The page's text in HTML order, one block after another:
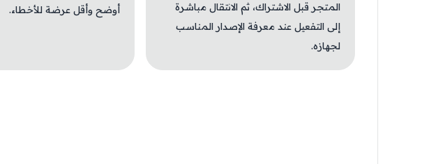
المتجر قبل الاشتراك، ثم الانتقال مباشرة
إلى التفعيل عند معرفة الإصدار المناسب
لجهازه.
أوضح وأقل عرضة للأخطاء.